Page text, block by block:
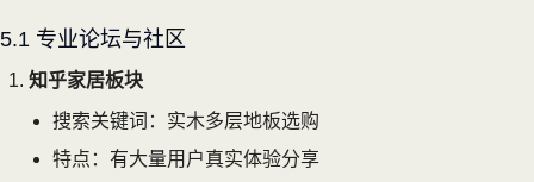
5.1 专业论坛与社区
知乎家居板块
搜索关键词：实木多层地板选购
特点：有大量用户真实体验分享